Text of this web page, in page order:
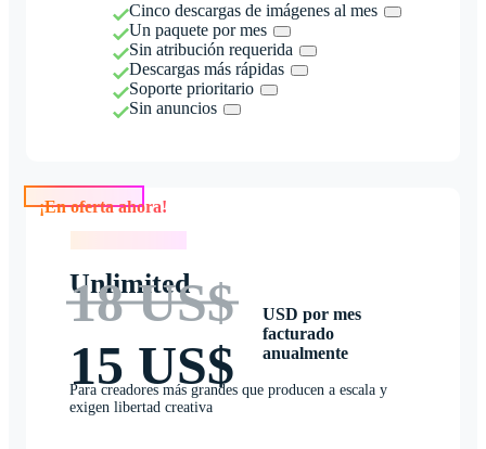
Cinco descargas de imágenes al mes
Un paquete por mes
Sin atribución requerida
Descargas más rápidas
Soporte prioritario
Sin anuncios
Unlimited
18 US$
15 US$
USD por mes
facturado
anualmente
Para creadores más grandes que producen a escala y
exigen libertad creativa